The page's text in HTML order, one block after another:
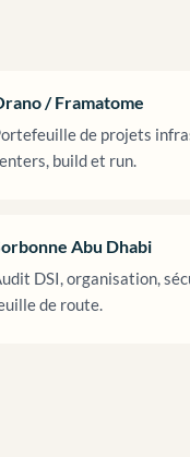
/ Framatome
de projets
build et run.
Abu Dhabi
DSI, organisation,
de route.